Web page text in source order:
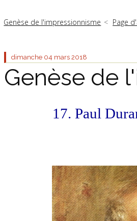
Genèse de l'impressionnisme Page
dimanche 04 mars 2018
Genèse de
17. Paul